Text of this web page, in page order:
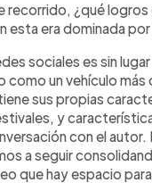
recorrido, ¿qué
esta era dominada
sociales es sin
un vehículo más
sus propias
y
con el autor.
a seguir
que hay espacio